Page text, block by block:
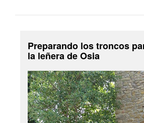
Preparando los troncos
la leñera de Osia